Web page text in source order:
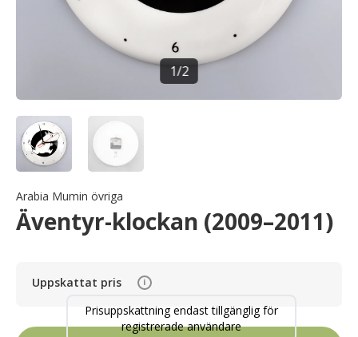
1/2
Arabia Mumin övriga
Äventyr-klockan (2009–2011)
Uppskattat pris i
Prisuppskattning endast tillgänglig för
registrerade användare